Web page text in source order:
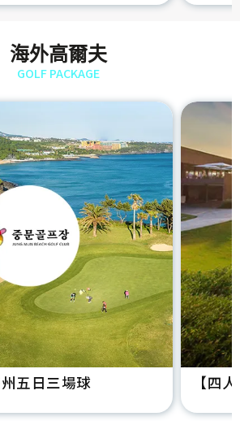
海外高爾夫
GOLF PACKAGE
州五日三場球 【四